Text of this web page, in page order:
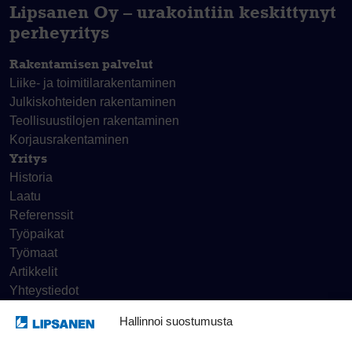
Hallinnoi suostumusta
Lipsanen Oy – urakointiin keskittynyt
perheyritys
Rakentamisen palvelut
Liike- ja toimitila­rakentaminen
Julkiskohteiden rakentaminen
Teollisuustilojen rakentaminen
Korjaus­rakentaminen
Yritys
Historia
Laatu
Referenssit
Työpaikat
Työmaat
Artikkelit
Yhteystiedot